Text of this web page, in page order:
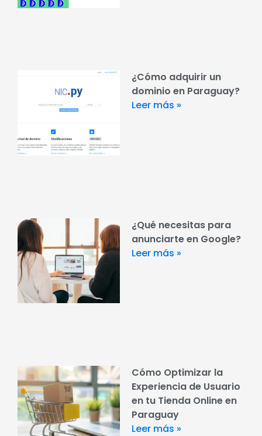
¿Cómo adquirir un
dominio en Paraguay?
Leer más »
¿Qué necesitas para
anunciarte en Google?
Leer más »
Cómo Optimizar la
Experiencia de Usuario
en tu Tienda Online en
Paraguay
Leer más »